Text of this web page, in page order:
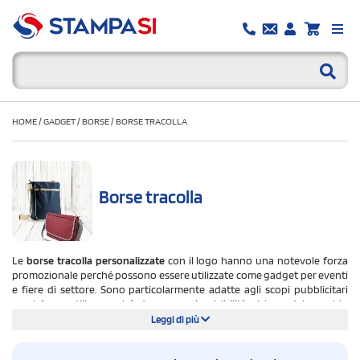
HOME/GADGET/BORSE/BORSE TRACOLLA
Borse tracolla
Le borse tracolla personalizzatecon il logo hanno una notevole forza
promozionale perché possono essere utilizzate come gadget per eventi
e fiere di settore. Sono particolarmente adatte agli scopi pubblicitari
perché versatili e perché danno ampia visibilità al logo del marchio
aziendale. Di forme, dimensioni e materiali differenti, le borse a tracolla
Leggi di più